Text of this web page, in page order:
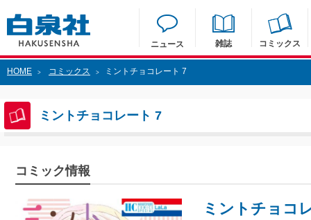
ニュース 雑誌 コミックス
HOME > コミックス > ミントチョコレート 7
ミントチョコレート 7
コミック情報
ミントチョコ